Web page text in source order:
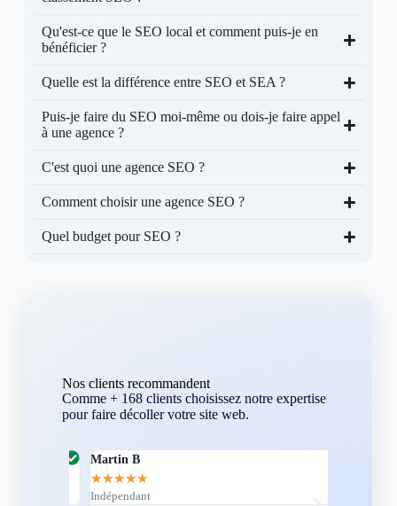
Qu'est-ce que le SEO local et comment puis-je en
bénéficier ?
Quelle est la différence entre SEO et SEA ?
Puis-je faire du SEO moi-même ou dois-je faire appel
à une agence ?
C'est quoi une agence SEO ?
Comment choisir une agence SEO ?
Quel budget pour SEO ?
Nos clients recommandent
Comme + 168 clients choisissez notre expertise
pour faire décoller votre site web.
Martin B
★★★★
Indépendant